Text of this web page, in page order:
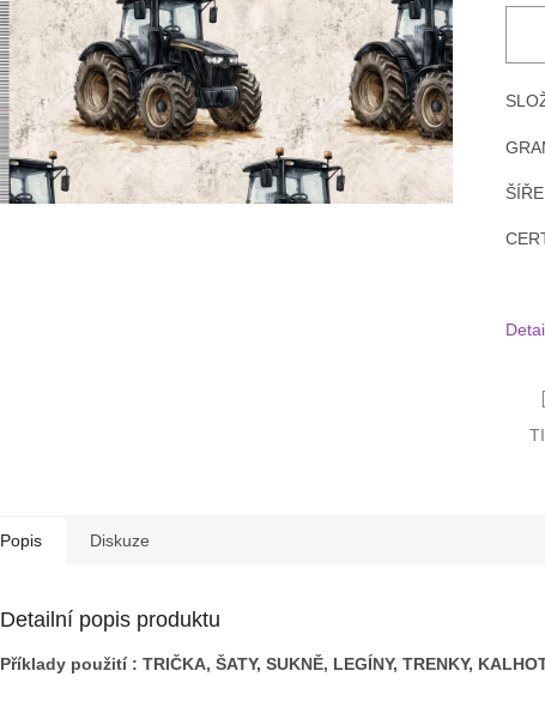
Popis Diskuze
Detailní popis produktu
Příklady použití : TRIČKA, ŠATY, SUKNĚ, LEGÍNY, TRENKY,